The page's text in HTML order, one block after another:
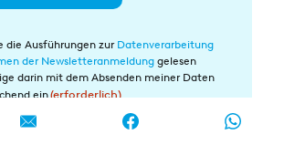
die Ausführungen zur Datenverarbeitung
der Newsletteranmeldung gelesen
darin mit dem Absenden meiner Daten
ein(erforderlich)